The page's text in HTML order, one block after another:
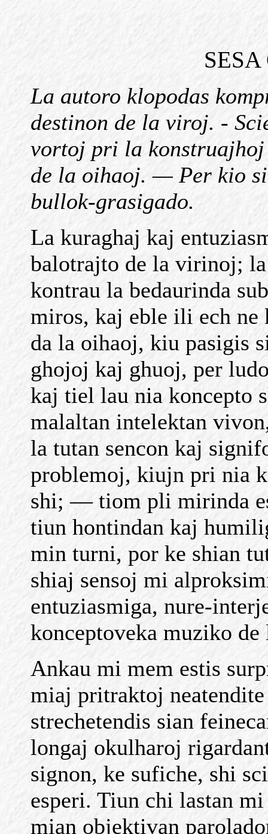
La autoro klopodas
destinon de la viroj. -
vortoj pri la
de la oihaoj. — Per kio
bullok-grasigado.
La kuraghaj kaj
balotrajto de la virinoj;
kontrau la bedaurinda
miros, kaj eble ili ech ne
da la oihaoj, kiu pasigis
ghojoj kaj ghuoj, per
kaj tiel lau nia koncepto
malaltan intelektan
la tutan sencon kaj
problemoj, kiujn pri nia
shi; — tiom pli mirinda
tiun hontindan kaj
min turni, por ke shian
shiaj sensoj mi
entuziasmiga, nure-
konceptoveka muziko
Ankau mi mem estis
miaj pritraktoj
strechetendis sian
longaj okulharoj
signon, ke sufiche, shi
esperi. Tiun chi lastan
mian objektivan